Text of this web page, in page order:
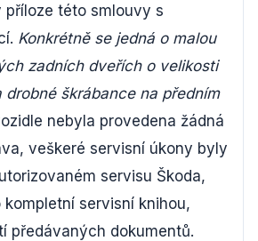
této smlouvy s
Konkrétně se jedná o malou
zadních dveřích o velikosti
drobné škrábance na předním
nebyla provedena žádná
veškeré servisní úkony byly
servisu Škoda,
kompletní servisní knihou,
předávaných dokumentů.